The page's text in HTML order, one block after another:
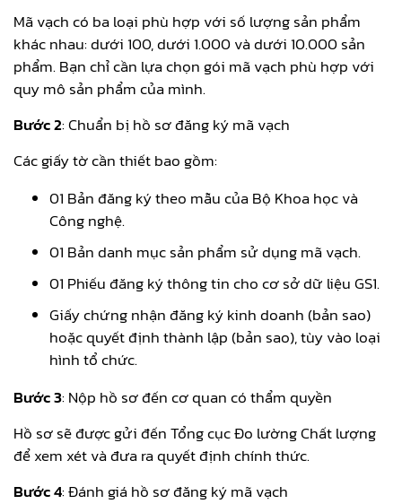
Mã vạch có ba loại phù hợp với số lượng sản phẩm
khác nhau: dưới 100, dưới 1.000 và dưới 10.000 sản
phẩm. Bạn chỉ cần lựa chọn gói mã vạch phù hợp với
quy mô sản phẩm của mình.
Bước 2: Chuẩn bị hồ sơ đăng ký mã vạch
Các giấy tờ cần thiết bao gồm:
01 Bản đăng ký theo mẫu của Bộ Khoa học và
Công nghệ.
01 Bản danh mục sản phẩm sử dụng mã vạch.
01 Phiếu đăng ký thông tin cho cơ sở dữ liệu GS1.
Giấy chứng nhận đăng ký kinh doanh (bản sao)
hoặc quyết định thành lập (bản sao), tùy vào loại
hình tổ chức.
Bước 3: Nộp hồ sơ đến cơ quan có thẩm quyền
Hồ sơ sẽ được gửi đến Tổng cục Đo lường Chất lượng
để xem xét và đưa ra quyết định chính thức.
Bước 4: Đánh giá hồ sơ đăng ký mã vạch